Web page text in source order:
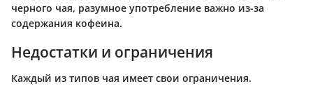
черного чая, разумное употребление важно из-за
содержания кофеина.
Недостатки и ограничения
Каждый из типов чая имеет свои ограничения.